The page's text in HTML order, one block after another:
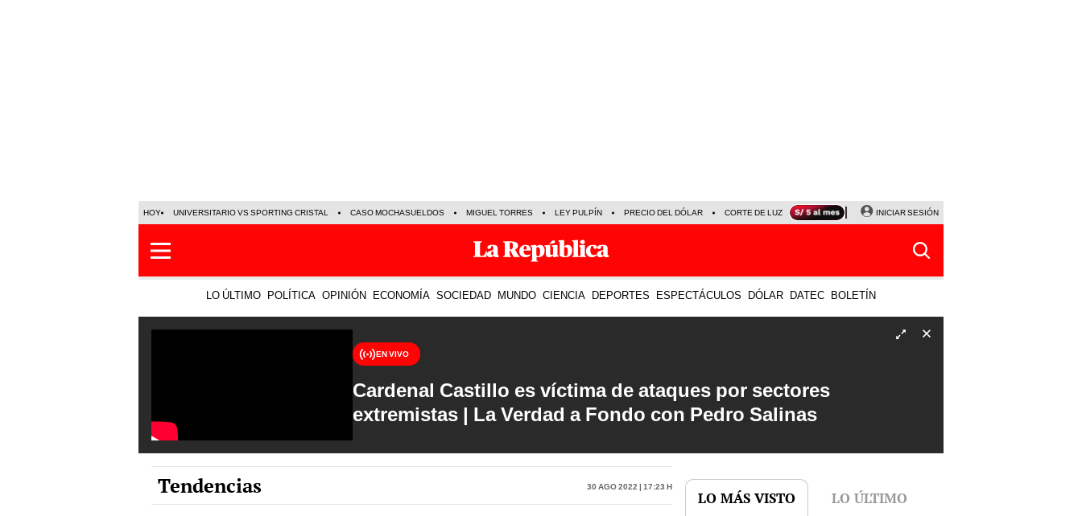
HOY UNIVERSITARIO VS SPORTING CRISTAL CASO MOCHASUELDOS MIGUEL TORRES LEY PULPÍN PRECIO DEL DÓLAR CORTE DE LUZ VIERNES 7 DE AGOSTO ALBERTO BENAVIDES
INICIAR SESIÓN
LO ÚLTIMO POLÍTICA OPINIÓN ECONOMÍA SOCIEDAD MUNDO CIENCIA DEPORTES ESPECTÁCULOS DÓLAR DATEC BOLETÍN
EN VIVO
Cardenal Castillo es víctima de ataques por sectores
extremistas | La Verdad a Fondo con Pedro Salinas
Tendencias 30 Ago 2022 | 17:23 h
LO MÁS VISTO LO ÚLTIMO